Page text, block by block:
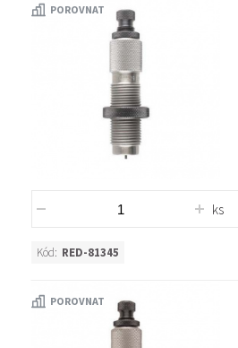
POROVNAT
ks
Kód: RED-81345
POROVNAT